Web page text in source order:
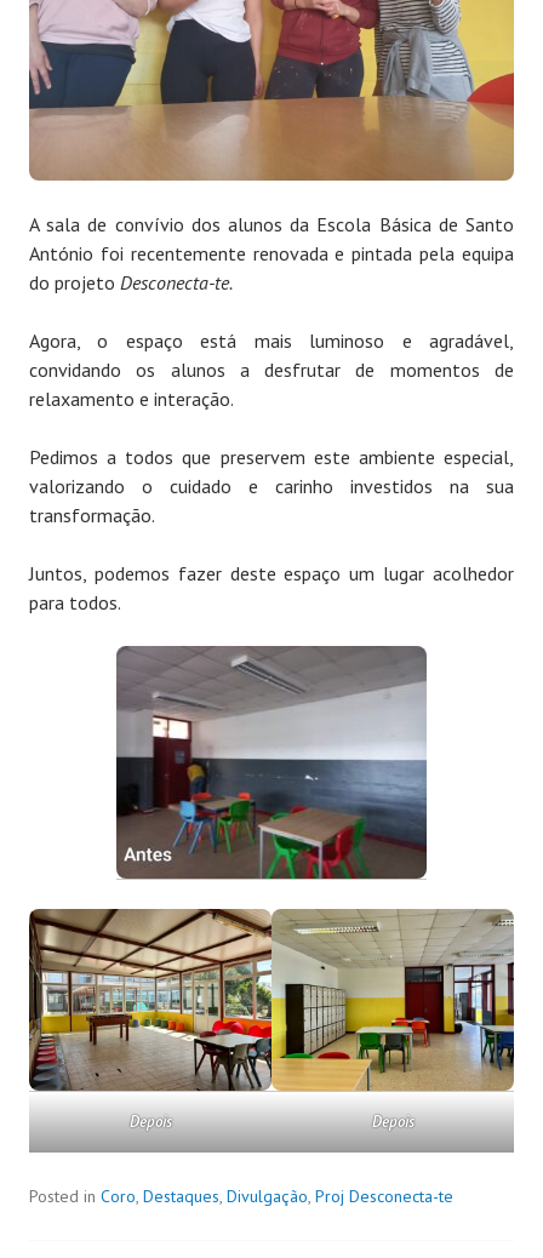
A sala de convívio dos alunos da Escola Básica de Santo
António foi recentemente renovada e pintada pela equipa
do projeto Desconecta-te.
Agora, o espaço está mais luminoso e agradável,
convidando os alunos a desfrutar de momentos de
relaxamento e interação.
Pedimos a todos que preservem este ambiente especial,
valorizando o cuidado e carinho investidos na sua
transformação.
Juntos, podemos fazer deste espaço um lugar acolhedor
para todos.
Depois Depois
Posted in Coro, Destaques, Divulgação, Proj Desconecta-te